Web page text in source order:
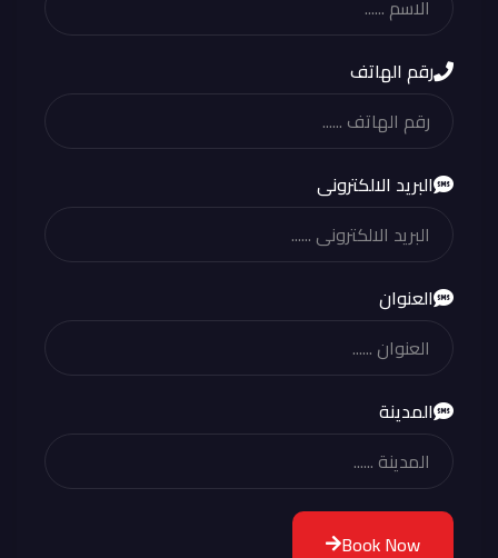
رقم الهاتف
البريد الالكترونى
العنوان
المدينة
Book Now